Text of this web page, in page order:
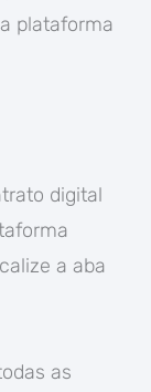
plataforma
digital
a aba
as